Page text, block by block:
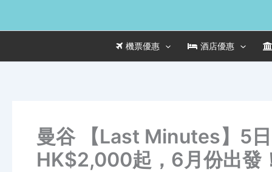
機票優惠 酒店優惠
曼谷 【Last Minutes】5
HK$2,000起，6月份出發